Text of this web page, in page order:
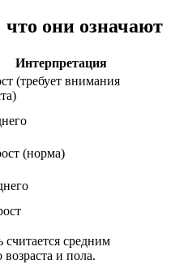
они означают
Интерпретация
(требует внимания
(норма)
считается средним
возраста и пола.